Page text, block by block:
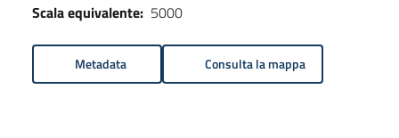
Scala equivalente: 5000
Metadata Consulta la mappa